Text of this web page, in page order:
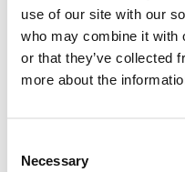
use of our site with our
who may combine it with
or that they’ve collected
more about the
Selection
Necessary
José Luis
Directeur
Espagne